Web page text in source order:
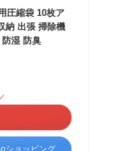
圧縮袋 10枚ア
納 出張 掃除機
湿 防臭